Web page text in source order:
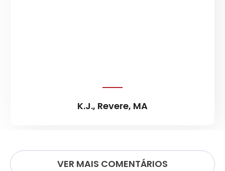
H.R., Worcester, MA
VER MAIS COMENTÁRIOS